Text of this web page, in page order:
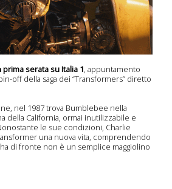
prima serata su Italia 1, appuntamento
off della saga dei “Transformers” diretto
nel 1987 trova Bumblebee nella
della California, ormai inutilizzabile e
le sue condizioni, Charlie
una nuova vita, comprendendo
di fronte non è un semplice maggiolino